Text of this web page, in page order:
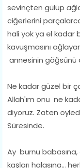
sevinçten gülüp
ciğerlerini
hali yok ya el kadar
kavuşmasını
annesinin göğsünü
Ne kadar güzel bir
Allah'ım onu ne
diyoruz. Zaten
Süresinde.
Ay burnu babasına,
kaşları halasına...